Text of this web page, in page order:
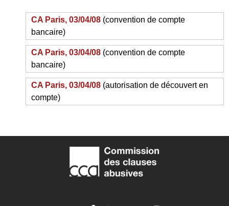
CA Paris, 03/04/08 (convention de compte
bancaire)
CA Paris, 03/04/08 (convention de compte
bancaire)
CA Paris, 03/04/08 (autorisation de découvert en
compte)